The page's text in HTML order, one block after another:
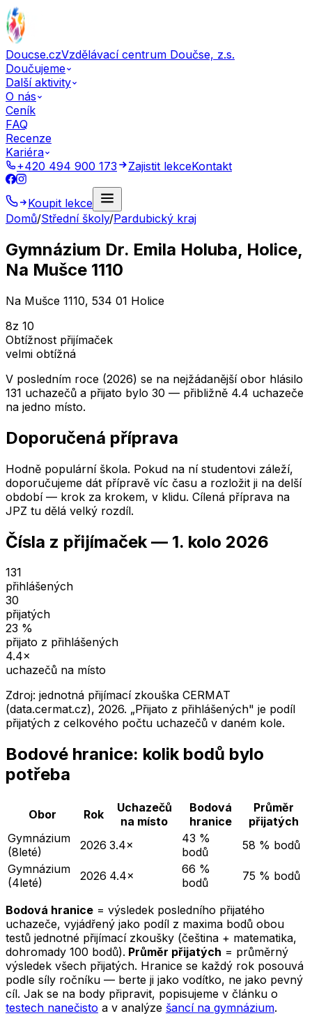
Doucse.czVzdělávací centrum Doučse, z.s.
Doučujeme
Další aktivity
O nás
Ceník
FAQ
Recenze
Kariéra
+420 494 900 173
Zajistit lekceKontakt
Koupit lekce
Domů/Střední školy/Pardubický kraj
Gymnázium Dr. Emila Holuba, Holice,
Na Mušce 1110
Na Mušce 1110, 534 01 Holice
8z 10
Obtížnost přijímaček
velmi obtížná
V posledním roce (2026) se na nejžádanější obor hlásilo
131 uchazečů a přijato bylo 30 — přibližně 4.4 uchazeče
na jedno místo.
Doporučená příprava
Hodně populární škola. Pokud na ní studentovi záleží,
doporučujeme dát přípravě víc času a rozložit ji na delší
období — krok za krokem, v klidu. Cílená příprava na
JPZ tu dělá velký rozdíl.
Čísla z přijímaček — 1. kolo 2026
131
přihlášených
30
přijatých
23 %
přijato z přihlášených
4.4×
uchazečů na místo
Zdroj: jednotná přijímací zkouška CERMAT
(data.cermat.cz), 2026. „Přijato z přihlášených" je podíl
přijatých z celkového počtu uchazečů v daném kole.
Bodové hranice: kolik bodů bylo
potřeba
Obor Rok
Uchazečů
na místo
Bodová
hranice
Průměr
přijatých
Gymnázium
(8leté)
2026 3.4×
43 %
bodů
58 % bodů
Gymnázium
(4leté)
2026 4.4×
66 %
bodů
75 % bodů
Bodová hranice = výsledek posledního přijatého
uchazeče, vyjádřený jako podíl z maxima bodů obou
testů jednotné přijímací zkoušky (čeština + matematika,
dohromady 100 bodů). Průměr přijatých = průměrný
výsledek všech přijatých. Hranice se každý rok posouvá
podle síly ročníku — berte ji jako vodítko, ne jako pevný
cíl. Jak se na body připravit, popisujeme v článku o
testech nanečisto a v analýze šancí na gymnázium.